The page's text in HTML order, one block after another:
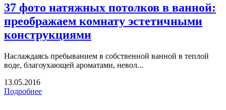
37 фото натяжных потолков в ванной:
преображаем комнату эстетичными
конструкциями
Наслаждаясь пребыванием в собственной ванной в теплой
воде, благоухающей ароматами, невол...
13.05.2016
Подробнее